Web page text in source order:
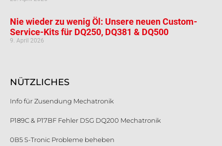
Nie wieder zu wenig Öl: Unsere neuen Custom-
Service-Kits für DQ250, DQ381 & DQ500
9. April 2026
NÜTZLICHES
Info für Zusendung Mechatronik
P189C & P17BF Fehler DSG DQ200 Mechatronik
0B5 S-Tronic Probleme beheben